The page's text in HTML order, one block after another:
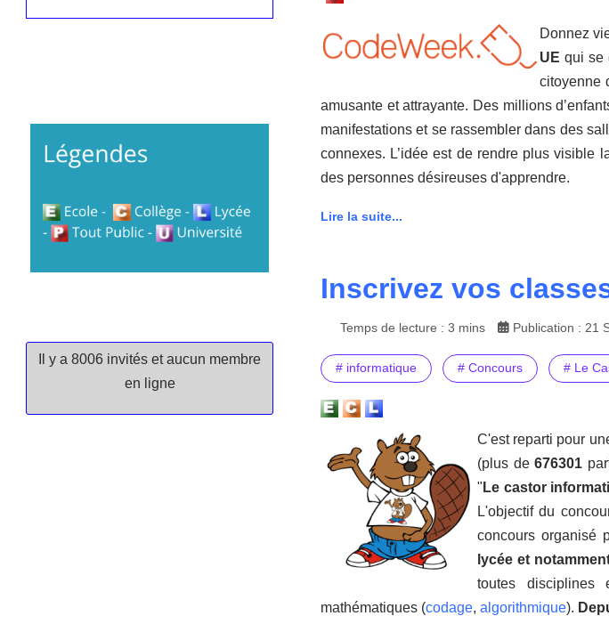
Il y a 8006 invités et aucun membre
en ligne
Donnez
UE qui se
citoyenne
amusante et attrayante. Des millions
manifestations et se rassembler dans des
connexes. L’idée est de rendre plus visible
des personnes désireuses d'apprendre.
Lire la suite...
Inscrivez vos
Temps de lecture : 3 mins Publication : 21
# informatique # Concours # Le
C'est reparti pour
(plus de676301
" Le castor
L'objectif du
concours organisé
lycée et
toutes disciplines
mathématiques (codage, algorithmique).